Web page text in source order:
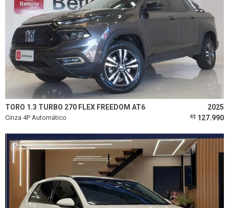
TORO 1.3 TURBO 270 FLEX FREEDOM AT6 2025
Cinza 4P Automático R$ 127.990